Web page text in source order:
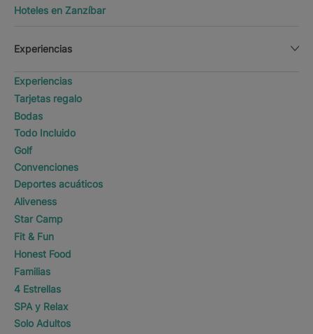
Hoteles en Zanzíbar
Experiencias
Experiencias
Tarjetas regalo
Bodas
Todo Incluido
Golf
Convenciones
Deportes acuáticos
Aliveness
Star Camp
Fit & Fun
Honest Food
Familias
4 Estrellas
SPA y Relax
Solo Adultos